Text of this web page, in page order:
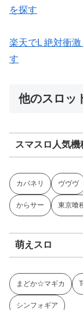
を探す
楽天でL 絶対衝
す
他のスロッ
スマスロ人気機
カバネリ ヴヴヴ
からサー 東京喰
萌えスロ
まどか☆マギカ
シンフォギア